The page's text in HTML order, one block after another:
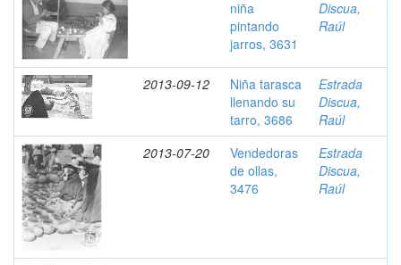
niña
pintando
jarros, 3631
Discua,
Raúl
2013-09-12
Niña tarasca
llenando su
tarro, 3686
Estrada
Discua,
Raúl
2013-07-20
Vendedoras
de ollas,
3476
Estrada
Discua,
Raúl